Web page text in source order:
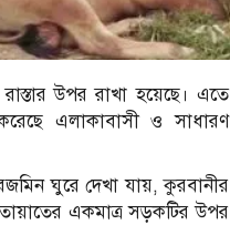
উপর রাখা হয়েছে। এতে
এলাকাবাসী ও সাধারণ
ঘুরে দেখা যায়, কুরবানীর
একমাত্র সড়কটির উপর